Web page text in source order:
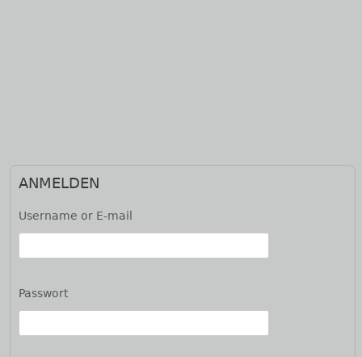
Haupt-
ANMELDEN
Username or E-mail
Passwort